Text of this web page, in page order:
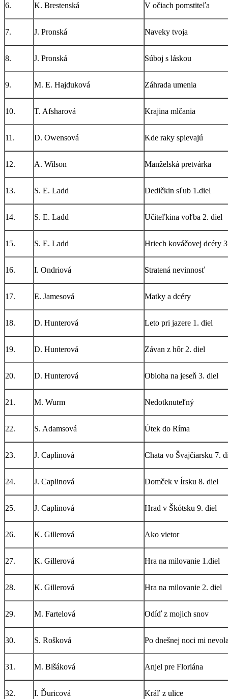
6. K. Brestenská V očiach pomstiteľa
7. J. Pronská Naveky tvoja
8. J. Pronská Súboj s láskou
9. M. E. Hajduková Záhrada umenia
10. T. Afsharová Krajina mlčania
11. D. Owensová Kde raky spievajú
12. A. Wilson Manželská pretvárka
13. S. E. Ladd Dedičkin sľub 1.diel
14. S. E. Ladd Učiteľkina voľba 2. diel
15. S. E. Ladd Hriech kováčovej dcéry
16. I. Ondriová Stratená nevinnosť
17. E. Jamesová Matky a dcéry
18. D. Hunterová Leto pri jazere 1. diel
19. D. Hunterová Závan z hôr 2. diel
20. D. Hunterová Obloha na jeseň 3. diel
21. M. Wurm Nedotknuteľný
22. S. Adamsová Útek do Ríma
23. J. Caplinová Chata vo Švajčiarsku 7.
24. J. Caplinová Domček v Írsku 8. diel
25. J. Caplinová Hrad v Škótsku 9. diel
26. K. Gillerová Ako vietor
27. K. Gillerová Hra na milovanie 1.diel
28. K. Gillerová Hra na milovanie 2. diel
29. M. Fartelová Odíď z mojich snov
30. S. Rošková Po dnešnej noci mi
31. M. Blšáková Anjel pre Floriána
32. I. Ďuricová Kráľ z ulice